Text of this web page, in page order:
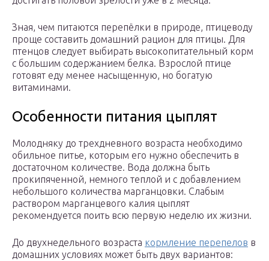
Зная, чем питаются перепёлки в природе, птицеводу
проще составить домашний рацион для птицы. Для
птенцов следует выбирать высокопитательный корм
с большим содержанием белка. Взрослой птице
готовят еду менее насыщенную, но богатую
витаминами.
Особенности питания цыплят
Молодняку до трехдневного возраста необходимо
обильное питье, которым его нужно обеспечить в
достаточном количестве. Вода должна быть
прокипяченной, немного теплой и с добавлением
небольшого количества марганцовки. Слабым
раствором марганцевого калия цыплят
рекомендуется поить всю первую неделю их жизни.
До двухнедельного возраста кормление перепелов в
домашних условиях может быть двух вариантов: